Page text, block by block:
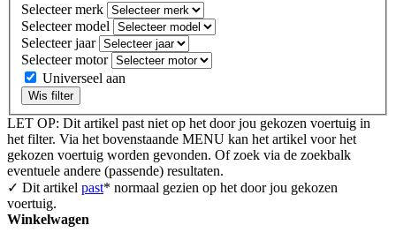
Selecteer merk
Selecteer model
Selecteer jaar
Selecteer motor
Universeel aan
Wis filter
LET OP: Dit artikel past niet op het door jou gekozen voertuig in
het filter. Via het bovenstaande MENU kan het artikel voor het
gekozen voertuig worden gevonden. Of zoek via de zoekbalk
eventuele andere (passende) resultaten.
✓ Dit artikel past* normaal gezien op het door jou gekozen
voertuig.
Winkelwagen